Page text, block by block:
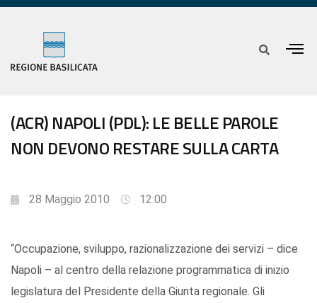
(ACR) NAPOLI (PDL): LE BELLE PAROLE
NON DEVONO RESTARE SULLA CARTA
28 Maggio 2010 12:00
“Occupazione, sviluppo, razionalizzazione dei servizi – dice
Napoli – al centro della relazione programmatica di inizio
legislatura del Presidente della Giunta regionale. Gli